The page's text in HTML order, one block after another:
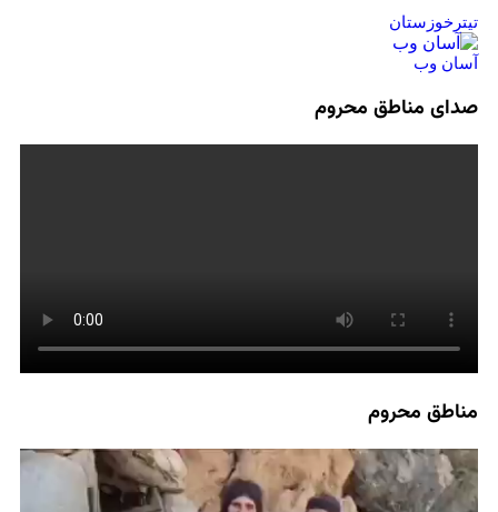
تیترخوزستان
آسان وب
صدای مناطق محروم
مناطق محروم